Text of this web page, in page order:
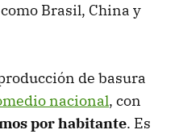
Brasil, China y
de basura
nacional, con
por habitante. Es